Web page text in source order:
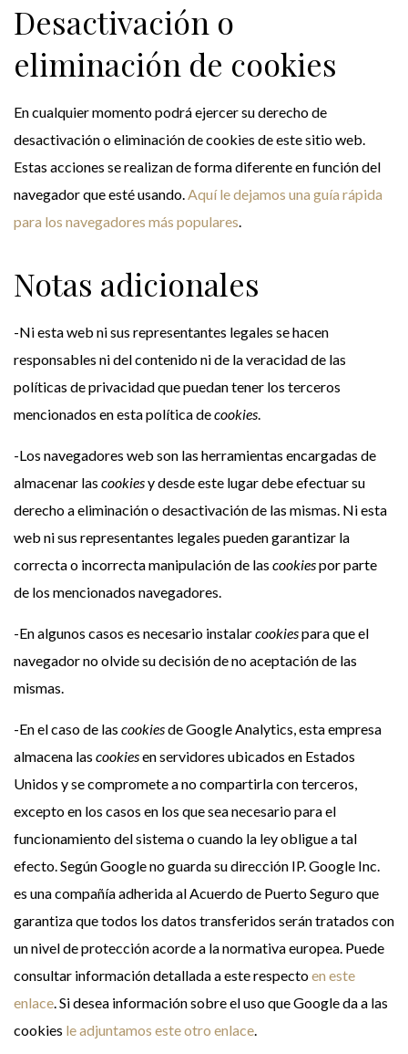
Desactivación o
eliminación de cookies
En cualquier momento podrá ejercer su derecho de
desactivación o eliminación de cookies de este sitio web.
Estas acciones se realizan de forma diferente en función del
navegador que esté usando.Aquí le dejamos una guía rápida
para los navegadores más populares.
Notas adicionales
-Ni esta web ni sus representantes legales se hacen
responsables ni del contenido ni de la veracidad de las
políticas de privacidad que puedan tener los terceros
mencionados en esta política decookies.
-Los navegadores web son las herramientas encargadas de
almacenar las cookiesy desde este lugar debe efectuar su
derecho a eliminación o desactivación de las mismas. Ni esta
web ni sus representantes legales pueden garantizar la
correcta o incorrecta manipulación de las cookiespor parte
de los mencionados navegadores.
-En algunos casos es necesario instalarcookiespara que el
navegador no olvide su decisión de no aceptación de las
mismas.
-En el caso de las cookiesde Google Analytics, esta empresa
almacena las cookiesen servidores ubicados en Estados
Unidos y se compromete a no compartirla con terceros,
excepto en los casos en los que sea necesario para el
funcionamiento del sistema o cuando la ley obligue a tal
efecto. Según Google no guarda su dirección IP. Google Inc.
es una compañía adherida al Acuerdo de Puerto Seguro que
garantiza que todos los datos transferidos serán tratados con
un nivel de protección acorde a la normativa europea. Puede
consultar información detallada a este respectoen este
enlace. Si desea información sobre el uso que Google da a las
cookies le adjuntamos este otro enlace.